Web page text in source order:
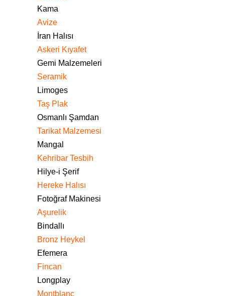
Kama
Avize
İran Halısı
Askeri Kıyafet
Gemi Malzemeleri
Seramik
Limoges
Taş Plak
Osmanlı Şamdan
Tarikat Malzemesi
Mangal
Kehribar Tesbih
Hilye-i Şerif
Hereke Halısı
Fotoğraf Makinesi
Aşurelik
Bindallı
Bronz Heykel
Efemera
Fincan
Longplay
Montblanc